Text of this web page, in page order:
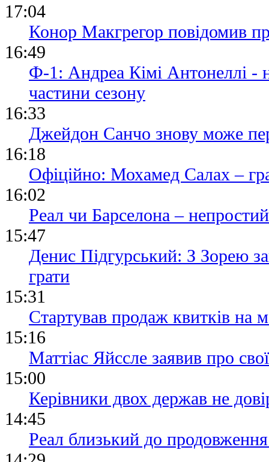
17:04
Конор Макгрегор повідомив
16:49
Ф-1: Андреа Кімі Антонеллі -
частини сезону
16:33
Джейдон Санчо знову може
16:18
Офіційно: Мохамед Салах –
16:02
Реал чи Барселона –
15:47
Денис Підгурський: З Зорею
грати
15:31
Стартував продаж квитків на
15:16
Маттіас Яйссле заявив про
15:00
Керівники двох держав не
14:45
Реал близький до продовження